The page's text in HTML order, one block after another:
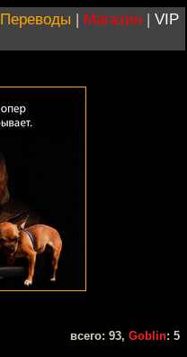
Переводы | Магазин | VIP
всего: 93, Goblin: 5